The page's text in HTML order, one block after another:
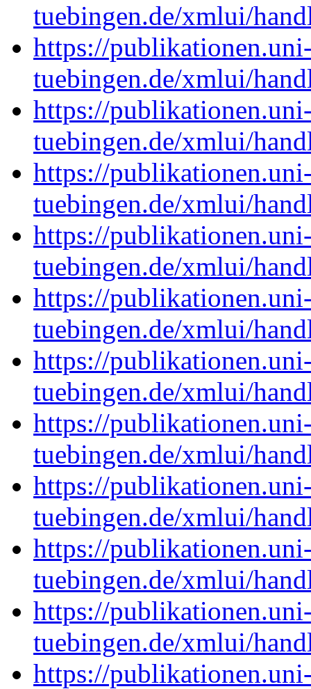
tuebingen.de/xmlui/
https://
tuebingen.de/xmlui/
https://
tuebingen.de/xmlui/
https://
tuebingen.de/xmlui/
https://
tuebingen.de/xmlui/
https://
tuebingen.de/xmlui/
https://
tuebingen.de/xmlui/
https://
tuebingen.de/xmlui/
https://
tuebingen.de/xmlui/
https://
tuebingen.de/xmlui/
https://
tuebingen.de/xmlui/
https://